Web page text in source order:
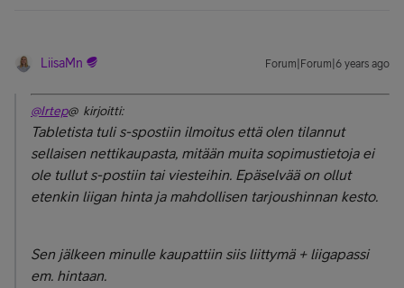
LiisaMn Forum|Forum|6 years ago
@Irtep@ kirjoitti:
Tabletista tuli s-spostiin ilmoitus että olen tilannut
sellaisen nettikaupasta, mitään muita sopimustietoja ei
ole tullut s-postiin tai viesteihin. Epäselvää on ollut
etenkin liigan hinta ja mahdollisen tarjoushinnan kesto.
Sen jälkeen minulle kaupattiin siis liittymä + liigapassi
em. hintaan.